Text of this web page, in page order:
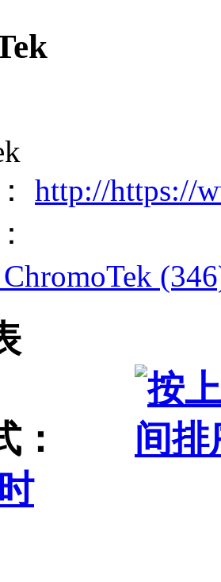
http://https://
ChromoTek
：